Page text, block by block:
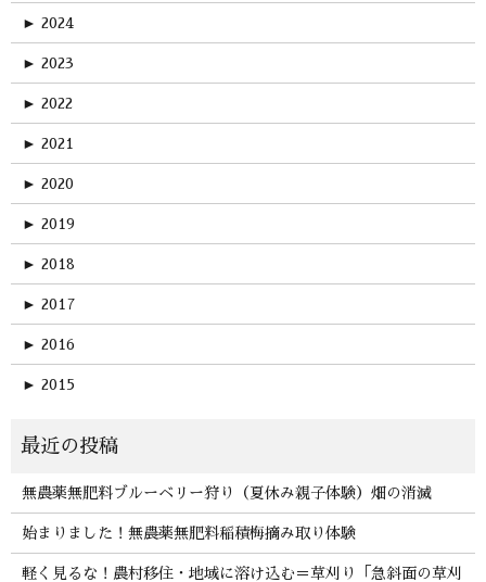
► 2024
► 2023
► 2022
► 2021
► 2020
► 2019
► 2018
► 2017
► 2016
► 2015
無農薬無肥料ブルーベリー狩り（夏休み親子体験）畑の消滅
始まりました！無農薬無肥料稲積梅摘み取り体験
軽く見るな！農村移住・地域に溶け込む＝草刈り「急斜面の草刈